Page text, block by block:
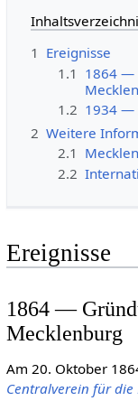
1 Ereignisse
1.1 1864 —
1.2 1934 —
2 Weitere
2.1
2.2
Ereignisse
1864 —
Mecklenburg
Am 20. Oktober
Centralverein für